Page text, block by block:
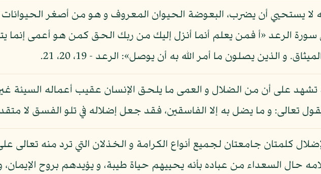
لا يستحيي أن يضرب، البعوضة الحيوان المعروف و هو من أصغر
سورة الرعد «أ فمن يعلم أنما أنزل إليك من ربك الحق كمن هو أعمى إنما
و الذين يصلون ما أمر الله به أن يوصل»: الرعد - 19، 20، 21.
تشهد على أن من الضلال و العمى ما يلحق الإنسان عقيب أعماله السيئة
تعالى: و ما يضل به إلا الفاسقين، فقد جعل إضلاله في تلو الفسق لا
كلمتان جامعتان لجميع أنواع الكرامة و الخذلان التي ترد منه تعالى
حال السعداء من عباده بأنه يحييهم حياة طيبة، و يؤيدهم بروح